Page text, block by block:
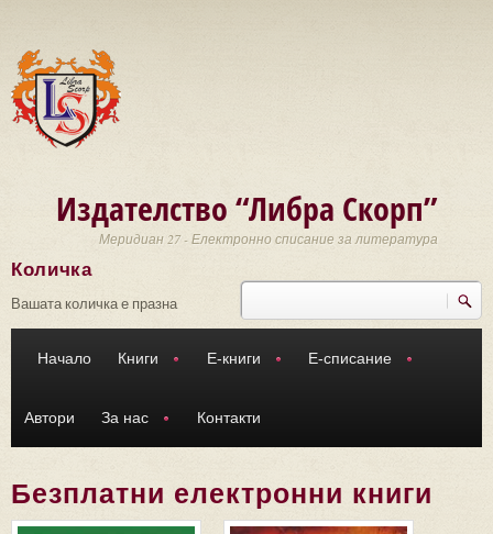
Издателство “Либра Скорп”
Меридиан 27 - Електронно списание за литература
Търси
Количка
Вашата количка е празна
Начало Книги Е-книги Е-списание
Автори За нас Контакти
Безплатни електронни книги